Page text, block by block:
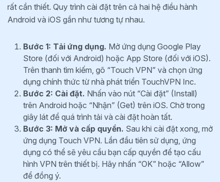
rất cần thiết. Quy trình cài đặt trên cả hai hệ điều hành
Android và iOS gần như tương tự nhau.
Bước 1: Tải ứng dụng. Mở ứng dụng Google Play
Store (đối với Android) hoặc App Store (đối với iOS).
Trên thanh tìm kiếm, gõ “Touch VPN” và chọn ứng
dụng chính thức từ nhà phát triển TouchVPN Inc.
Bước 2: Cài đặt. Nhấn vào nút “Cài đặt” (Install)
trên Android hoặc “Nhận” (Get) trên iOS. Chờ trong
giây lát để quá trình tải và cài đặt hoàn tất.
Bước 3: Mở và cấp quyền. Sau khi cài đặt xong, mở
ứng dụng Touch VPN. Lần đầu tiên sử dụng, ứng
dụng có thể sẽ yêu cầu bạn cấp quyền để tạo cấu
hình VPN trên thiết bị. Hãy nhấn “OK” hoặc “Allow”
để đồng ý.